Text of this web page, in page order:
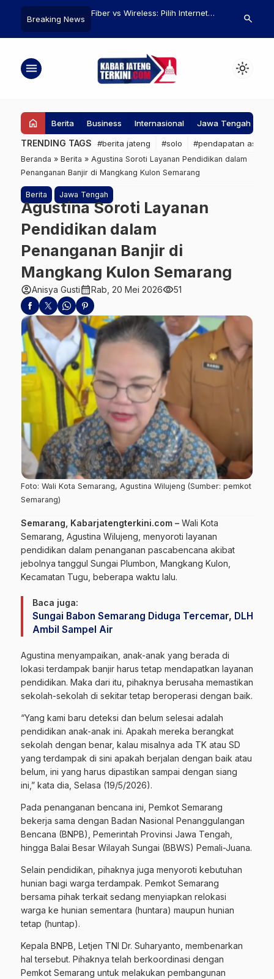
Breaking News
Diblokir, 19 Tewas
Fiber vs Wireless: Pilih Internet
untuk Kamu
Walkot
search
menu light_mode
home Berita Business Internasional Jawa Tengah
TRENDING TAGS #berita jateng #solo #pendapatan asli
Beranda » Berita » Agustina Soroti Layanan Pendidikan dalam
Penanganan Banjir di Mangkang Kulon Semarang
Berita Jawa Tengah
Agustina Soroti Layanan
Pendidikan dalam
Penanganan Banjir di
Mangkang Kulon Semarang
account_circleAnisya Gusticalendar_monthRab, 20 Mei 2026visibility51
Foto: Wali Kota Semarang, Agustina Wilujeng (Sumber: pemkot
Semarang)
Semarang, Kabarjatengterkini.com – Wali Kota
Semarang, Agustina Wilujeng, menyoroti layanan
pendidikan dalam penanganan pascabencana akibat
jebolnya tanggul Sungai Plumbon , Mangkang Kulon,
Kecamatan Tugu, beberapa waktu lalu.
Baca juga:
Sungai Babon Semarang Diduga Tercemar, DLH
Ambil Sampel Air
Agustina menyampaikan, anak-anak yang berada di
lokasi terdampak banjir harus tetap mendapatkan layanan
pendidikan. Maka dari itu, pihaknya berusaha memastikan
sekolah-sekolah di sekitar tetap beroperasi dengan baik.
“Yang kami baru deteksi dan belum selesai adalah
pendidikan anak-anak ini. Apakah mereka berangkat
sekolah dengan benar, kalau misalnya ada TK atau SD
yang terdampak di sini apakah berjalan dengan baik atau
belum, ini yang harus dipastikan sampai dengan siang
ini,” kata dia, Selasa (19/5/2026).
Pada penanganan bencana ini, Pemkot Semarang
bekerja sama dengan Badan Nasional Penanggulangan
Bencana (BNPB), Pemerintah Provinsi Jawa Tengah,
hingga Balai Besar Wilayah Sungai (BBWS) Pemali-Juana.
Selain pendidikan, pihaknya juga menyoroti kebutuhan
hunian bagi warga terdampak. Pemkot Semarang
bersama pihak terkait sedang menyiapkan relokasi
warga ke hunian sementara (huntara) maupun hunian
tetap (huntap).
Kepala BNPB, Letjen TNI Dr. Suharyanto, membenarkan
hal tersebut. Pihaknya telah berkoordinasi dengan
Pemkot Semarang untuk melakukan pembangunan